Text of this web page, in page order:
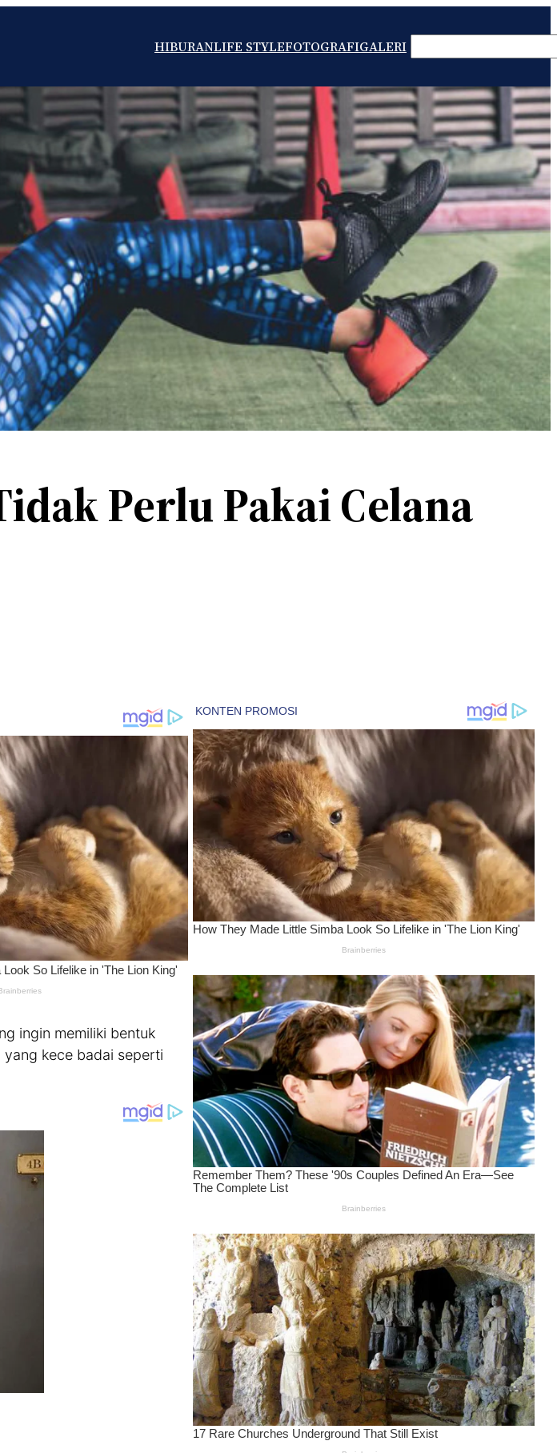
HIBURANLIFE STYLEFOTOGRAFIGALERI SEARCH
Perlu Pakai Celana
ingin memiliki bentuk
kece badai seperti